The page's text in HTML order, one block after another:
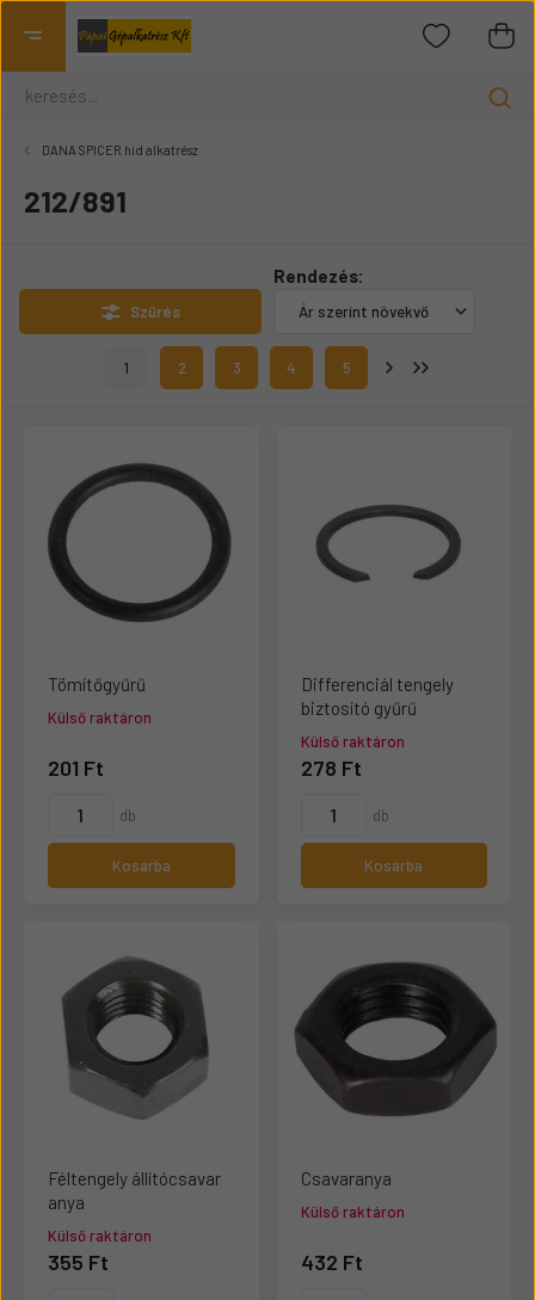
DANA SPICER híd alkatrész
212/891
Szűrés
1 2 3 4 5
Rendezés:
Tömítőgyűrű
Külső raktáron
201 Ft
db
Kosárba
Differenciál tengely
biztosító gyűrű
Külső raktáron
278 Ft
db
Kosárba
Féltengely állítócsavar
anya
Külső raktáron
355 Ft
Csavaranya
Külső raktáron
432 Ft